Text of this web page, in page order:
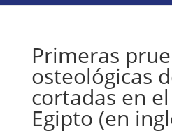
Primeras
osteológicas
cortadas en
Egipto (en